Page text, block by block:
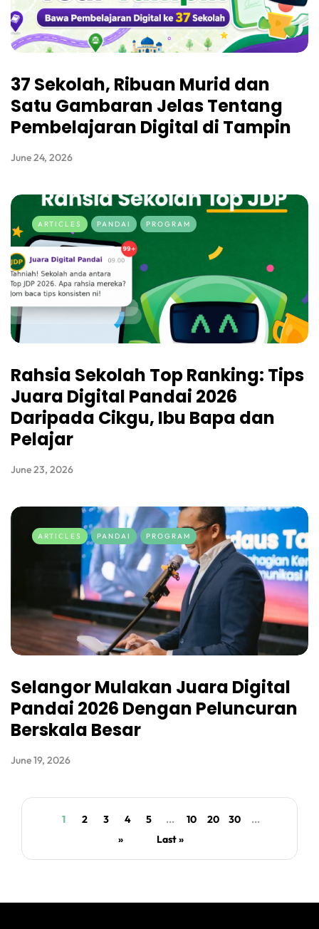
37 Sekolah, Ribuan Murid dan
Satu Gambaran Jelas Tentang
Pembelajaran Digital di Tampin
June 24, 2026
ARTICLES PANDAI PROGRAM
Rahsia Sekolah Top Ranking: Tips
Juara Digital Pandai 2026
Daripada Cikgu, Ibu Bapa dan
Pelajar
June 23, 2026
ARTICLES PANDAI PROGRAM
Selangor Mulakan Juara Digital
Pandai 2026 Dengan Peluncuran
Berskala Besar
June 19, 2026
1 2 3 4 5 ... 10 20 30
...
»
Last »